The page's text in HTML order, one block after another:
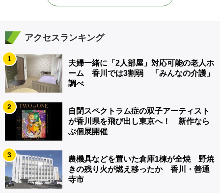
アクセスランキング
1
夫婦一緒に「2人部屋」対応可能の老人ホ
ーム 香川では3割弱 「みんなの介護」
調べ
2
自閉スペクトラム症の双子アーティスト
が香川県を飛び出し東京へ！ 新作なら
ぶ個展開催
3
農機具などを置いた倉庫1棟が全焼 野焼
きの残り火が燃え移ったか 香川・善通
寺市